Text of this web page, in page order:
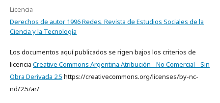
Licencia
Derechos de autor 1996 Redes. Revista de Estudios Sociales de la
Ciencia y la Tecnología
Los documentos aquí publicados se rigen bajos los criterios de
licencia Creative Commons Argentina.Atribución - No Comercial - Sin
Obra Derivada 2.5 https://creativecommons.org/licenses/by-nc-
nd/2.5/ar/